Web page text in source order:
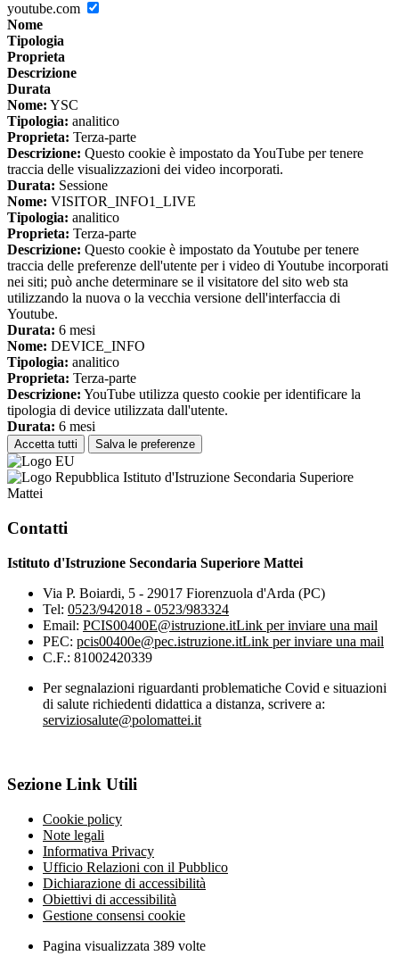
youtube.com
Nome
Tipologia
Proprieta
Descrizione
Durata
Nome: YSC
Tipologia: analitico
Proprieta: Terza-parte
Descrizione: Questo cookie è impostato da YouTube per tenere
traccia delle visualizzazioni dei video incorporati.
Durata: Sessione
Nome: VISITOR_INFO1_LIVE
Tipologia: analitico
Proprieta: Terza-parte
Descrizione: Questo cookie è impostato da Youtube per tenere
traccia delle preferenze dell'utente per i video di Youtube incorporati
nei siti; può anche determinare se il visitatore del sito web sta
utilizzando la nuova o la vecchia versione dell'interfaccia di
Youtube.
Durata: 6 mesi
Nome: DEVICE_INFO
Tipologia: analitico
Proprieta: Terza-parte
Descrizione: YouTube utilizza questo cookie per identificare la
tipologia di device utilizzata dall'utente.
Durata: 6 mesi
Accetta tutti Salva le preferenze
Istituto d'Istruzione Secondaria Superiore
Mattei
Contatti
Istituto d'Istruzione Secondaria Superiore Mattei
Via P. Boiardi, 5 - 29017 Fiorenzuola d'Arda (PC)
Tel: 0523/942018 - 0523/983324
Email: PCIS00400E@istruzione.itLink per inviare una mail
PEC: pcis00400e@pec.istruzione.itLink per inviare una mail
C.F.: 81002420339
Per segnalazioni riguardanti problematiche Covid e situazioni
di salute richiedenti didattica a distanza, scrivere a:
serviziosalute@polomattei.it
Sezione Link Utili
Cookie policy
Note legali
Informativa Privacy
Ufficio Relazioni con il Pubblico
Dichiarazione di accessibilità
Obiettivi di accessibilità
Gestione consensi cookie
Pagina visualizzata 389 volte